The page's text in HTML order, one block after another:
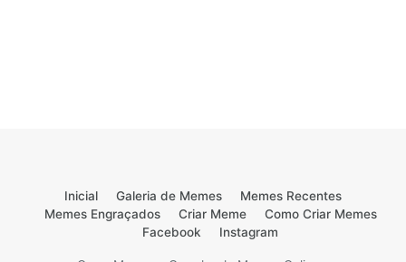
Inicial Galeria de Memes
Memes Recentes
Memes Engraçados
Criar Meme
Como Criar Memes
Facebook
Instagram